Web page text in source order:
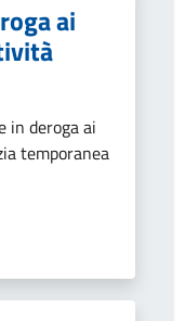
ai
in deroga ai
temporanea